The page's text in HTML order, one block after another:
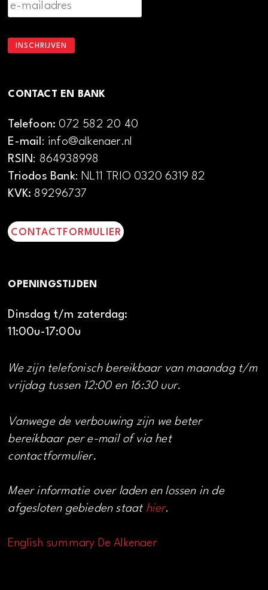
CONTACT EN BANK
Telefoon:072 582 20 40
E-mail : info@alkenaer.nl
RSIN : 864938998
Triodos Bank: NL11 TRIO 0320 6319 82
KVK: 89296737
CONTACTFORMULIER
OPENINGSTIJDEN
Dinsdag t/m zaterdag:
11:00u-17:00u
We zijn telefonisch bereikbaar van maandag t/m
vrijdag tussen 12:00 en 16:30 uur.
Vanwege de verbouwing zijn we beter
bereikbaar per e-mail of via het
contactformulier.
Meer informatie over laden en lossen in de
afgesloten gebieden staat hier.
English summary De Alkenaer